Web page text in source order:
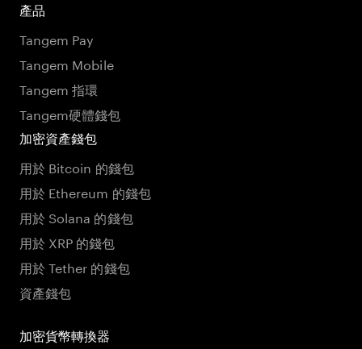
產品
Tangem Pay
Tangem Mobile
Tangem 指環
Tangem硬體錢包
加密資產錢包
用於 Bitcoin 的錢包
用於 Ethereum 的錢包
用於 Solana 的錢包
用於 XRP 的錢包
用於 Tether 的錢包
資產錢包
加密貨幣轉換器